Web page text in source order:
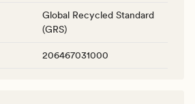
Global Recycled Standard
(GRS)
206467031000